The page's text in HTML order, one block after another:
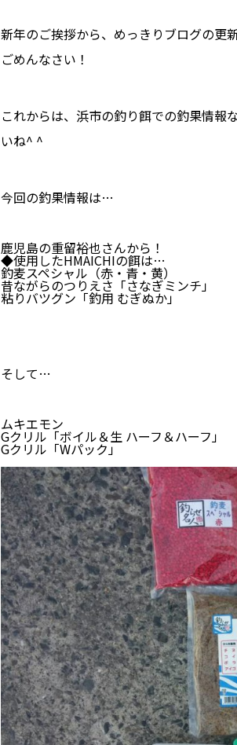
新年のご挨拶から、めっきりブログの更
ごめんなさい！
これからは、浜市の釣り餌での釣果情報
いね^ ^
今回の釣果情報は…
鹿児島の重留裕也さんから！
◆使用したHMAICHIの餌は…
釣麦スペシャル（赤・青・黄）
昔ながらのつりえさ「さなぎミンチ」
粘りバツグン「釣用 むぎぬか」
そして…
ムキエモン
Gクリル「ボイル＆生 ハーフ＆ハーフ」
Gクリル「Wパック」